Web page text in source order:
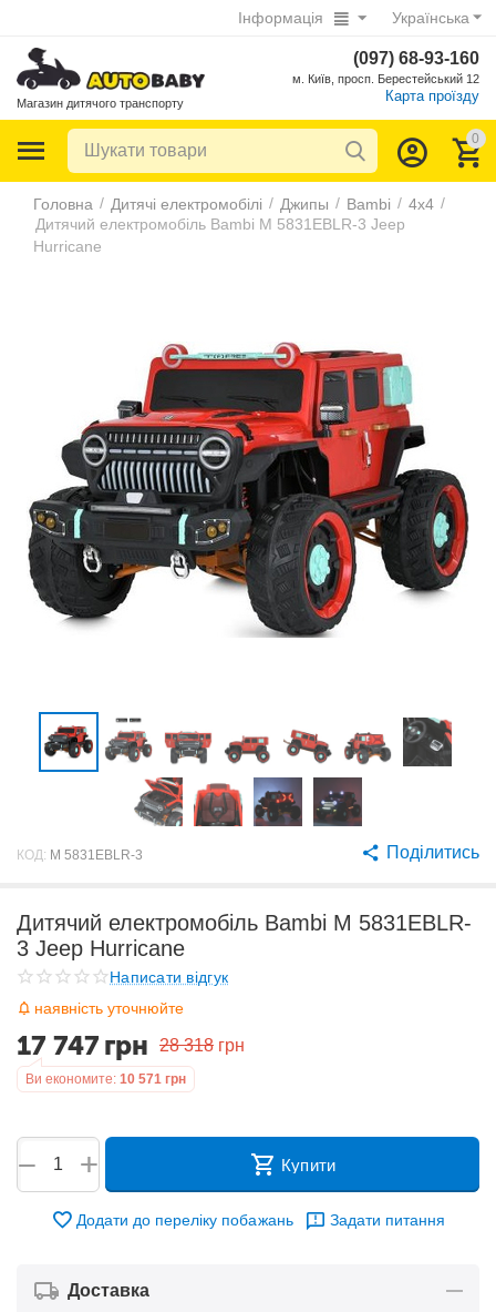
Українська
Інформація
Магазин дитячого транспорту
(097) 68-93-160
м. Київ, просп. Берестейський 12
Карта проїзду
0
Головна / Дитячі електромобілі / Джипы / Bambi / 4х4 /
Дитячий електромобіль Bambi M 5831EBLR-3 Jeep
Hurricane
КОД: M 5831EBLR-3 Поділитись
Дитячий електромобіль Bambi M 5831EBLR-
3 Jeep Hurricane
Написати відгук
наявність уточнюйте
28 318 грн
17 747 грн
Ви економите: 10 571 грн
+
− Купити
Додати до переліку побажань Задати питання
Доставка